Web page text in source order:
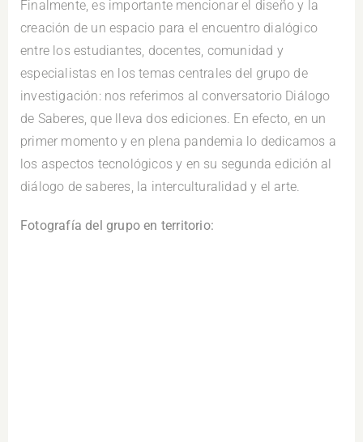
Finalmente, es importante mencionar el diseño y la
creación de un espacio para el encuentro dialógico
entre los estudiantes, docentes, comunidad y
especialistas en los temas centrales del grupo de
investigación: nos referimos al conversatorio Diálogo
de Saberes, que lleva dos ediciones. En efecto, en un
primer momento y en plena pandemia lo dedicamos a
los aspectos tecnológicos y en su segunda edición al
diálogo de saberes, la interculturalidad y el arte.
Fotografía del grupo en territorio: